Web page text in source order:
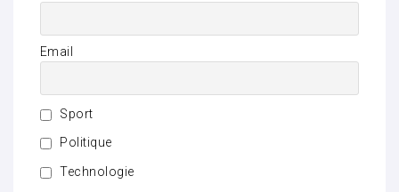
Email
Sport
Politique
Technologie